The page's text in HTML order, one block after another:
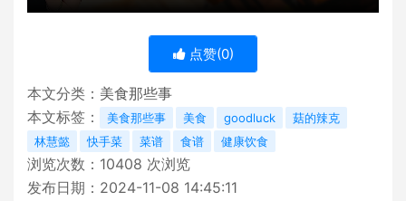
点赞(0)
本文分类： 美食那些事
本文标签：
美食那些事 美食 goodluck
菇的辣克
林慧懿
快手菜 菜谱 食谱 健康饮食
浏览次数： 10408 次浏览
发布日期：2024-11-08 14:45:11